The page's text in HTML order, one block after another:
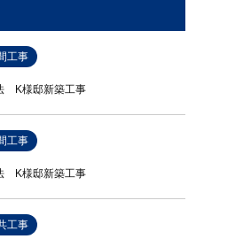
工事
K様邸新築工事
工事
K様邸新築工事
工事